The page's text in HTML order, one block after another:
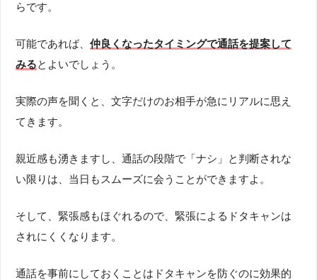
らです。
可能であれば、仲良くなったタイミングで通話を提案して
みるとよいでしょう。
実際の声を聞くと、文字だけのお相手が急にリアルに思え
てきます。
親近感も湧きますし、通話の段階で「ナシ」と判断されな
い限りは、当日もスムーズに会うことができますよ。
そして、緊張感もほぐれるので、緊張によるドタキャンは
されにくくなります。
通話を事前にしておくことはドタキャンを防ぐのに効果的